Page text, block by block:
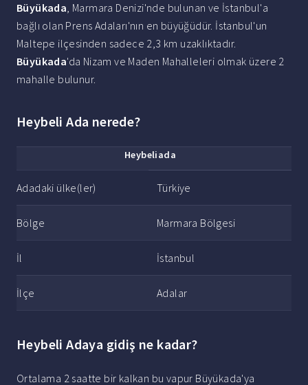
Büyükada, Marmara Denizi'nde bulunan ve İstanbul'a
bağlı olan Prens Adaları'nın en büyüğüdür. İstanbul'un
Maltepe ilçesinden sadece 2,3 km uzaklıktadır.
Büyükada'da Nizam ve Maden Mahalleleri olmak üzere 2
mahalle bulunur.
Heybeli Ada nerede?
Heybeliada
Adadaki ülke(ler) Türkiye
Bölge Marmara Bölgesi
İl İstanbul
İlçe Adalar
Heybeli Adaya gidiş ne kadar?
Ortalama 2 saatte bir kalkan bu vapur Büyükada'ya